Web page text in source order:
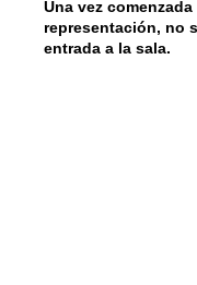
Una vez comenzada
representación, no
entrada a la sala.